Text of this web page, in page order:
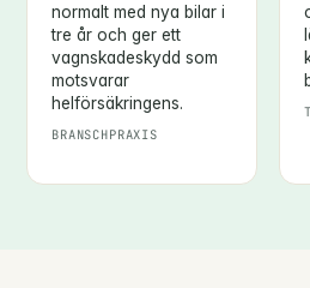
normalt med nya bilar i
tre år och ger ett
vagnskadeskydd som
motsvarar
helförsäkringens.
BRANSCHPRAXIS